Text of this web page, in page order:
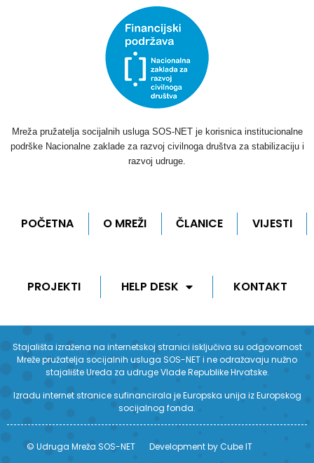
Mreža pružatelja socijalnih usluga SOS-NET je korisnica institucionalne
podrške Nacionalne zaklade za razvoj civilnoga društva za stabilizaciju i
razvoj udruge.
POČETNA O MREŽI ČLANICE VIJESTI
PROJEKTI HELP DESK KONTAKT
Stajališta izražena na internetskoj stranici isključiva su odgovornost
Mreže pružatelja socijalnih usluga SOS-NET i ne odražavaju nužno
stajalište Ureda za udruge Vlade Republike Hrvatske.
Izradu internet stranice sufinancirala je Europska unija iz Europskog
socijalnog fonda.
© Udruga Mreža SOS-NET Development by Cube IT